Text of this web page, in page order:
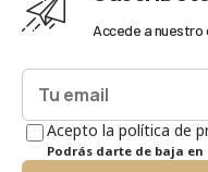
Accede a nuestro
Acepto la política de
Podrás darte de baja